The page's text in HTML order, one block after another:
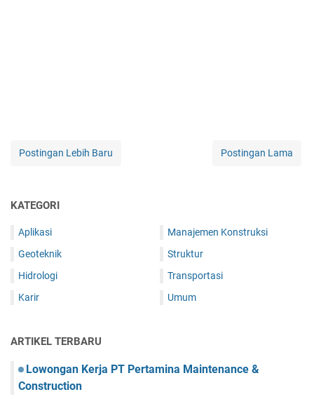
Postingan Lebih Baru Postingan Lama
KATEGORI
Aplikasi
Geoteknik
Hidrologi
Karir
Manajemen Konstruksi
Struktur
Transportasi
Umum
ARTIKEL TERBARU
Lowongan Kerja PT Pertamina Maintenance &
Construction